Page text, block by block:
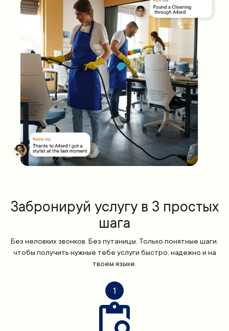
Забронируй услугу в 3 простых
шага
Без неловких звонков. Без путаницы. Только понятные шаги,
чтобы получить нужные тебе услуги быстро, надежно и на
твоем языке.
1